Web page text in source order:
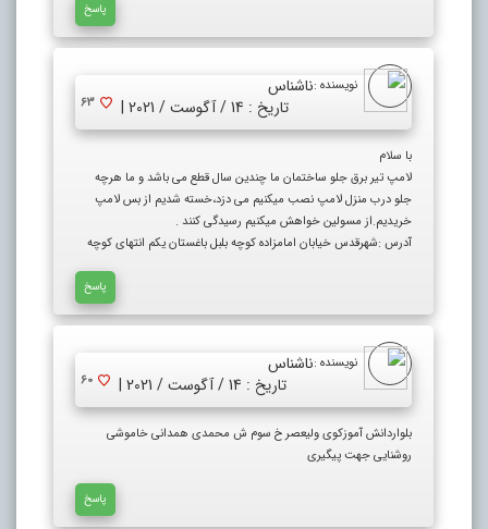
پاسخ
نویسنده :ناشناس
تاریخ : 14 / آگوست / 2021 |
63
با سلام
لامپ تیر برق جلو ساختمان ما چندین سال قطع می باشد و ما هرچه
جلو درب منزل لامپ نصب میکنیم می دزد،خسته شدیم از بس لامپ
خریدیم.از مسولین خواهش میکنیم رسیدگی کنند .
آدرس :شهرقدس خیابان امامزاده کوچه بلبل باغستان یکم انتهای کوچه
پاسخ
نویسنده :ناشناس
تاریخ : 14 / آگوست / 2021 |
60
بلواردانش آموزکوی ولیعصر خ سوم ش محمدی همدانی خاموشی
روشنایی جهت پیگیری
پاسخ